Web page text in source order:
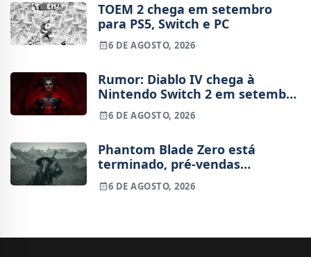
TOEM 2 chega em setembro
para PS5, Switch e PC
6 DE AGOSTO, 2026
Rumor: Diablo IV chega à
Nintendo Switch 2 em setembro
e vai custar o preço de um jogo
novo
6 DE AGOSTO, 2026
Phantom Blade Zero está
terminado, pré-vendas
começam na próxima semana
6 DE AGOSTO, 2026